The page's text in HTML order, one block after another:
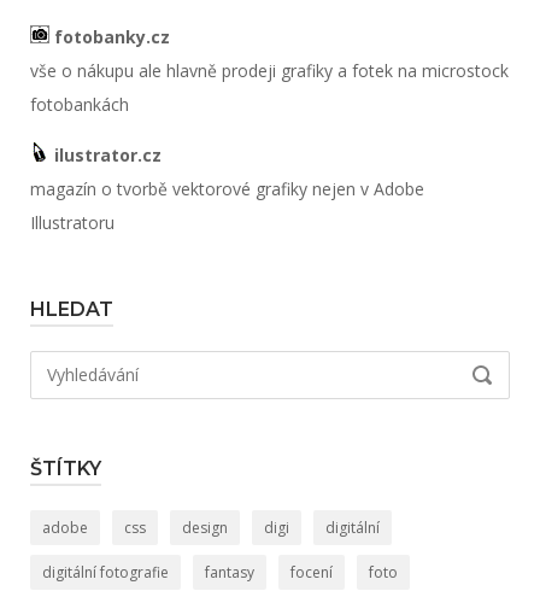
fotobanky.cz
vše o nákupu ale hlavně prodeji grafiky a fotek na microstock
fotobankách
ilustrator.cz
magazín o tvorbě vektorové grafiky nejen v Adobe
Illustratoru
HLEDAT
Hledat:
ŠTÍTKY
adobe css design digi digitální
digitální fotografie fantasy focení foto